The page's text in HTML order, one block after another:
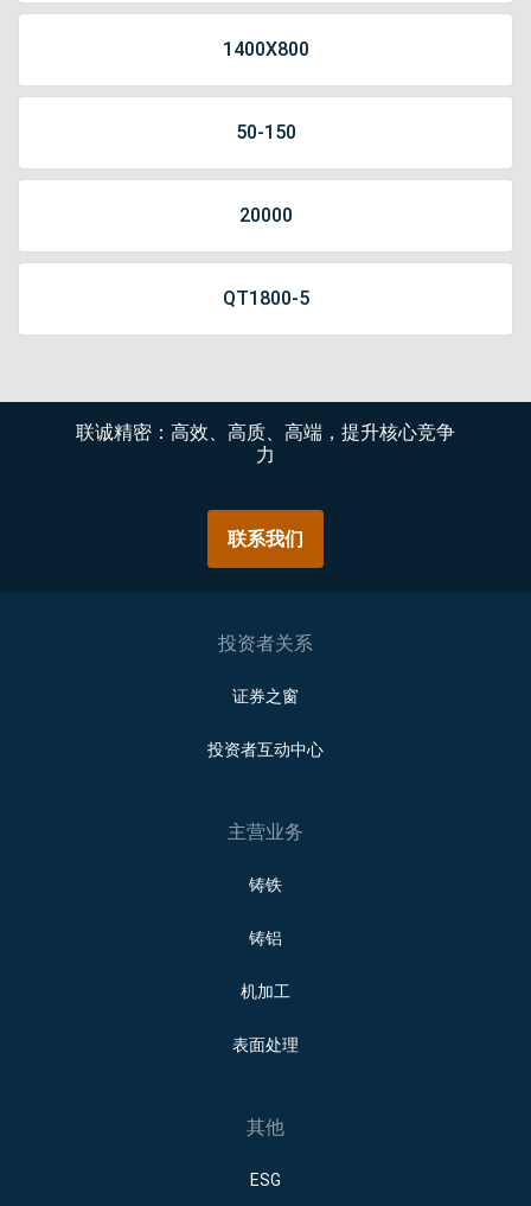
1400X800
50-150
20000
QT1800-5
联诚精密：高效、高质、高端，提升核心竞争
力
联系我们
投资者关系
证券之窗
投资者互动中心
主营业务
铸铁
铸铝
机加工
表面处理
其他
ESG